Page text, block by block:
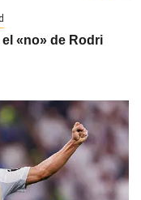
«no» de Rodri